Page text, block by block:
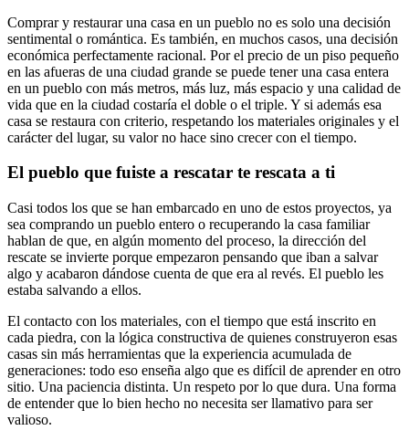
Comprar y restaurar una casa en un pueblo no es solo una decisión
sentimental o romántica. Es también, en muchos casos, una decisión
económica perfectamente racional. Por el precio de un piso pequeño
en las afueras de una ciudad grande se puede tener una casa entera
en un pueblo con más metros, más luz, más espacio y una calidad de
vida que en la ciudad costaría el doble o el triple. Y si además esa
casa se restaura con criterio, respetando los materiales originales y el
carácter del lugar, su valor no hace sino crecer con el tiempo.
El pueblo que fuiste a rescatar te rescata a ti
Casi todos los que se han embarcado en uno de estos proyectos, ya
sea comprando un pueblo entero o recuperando la casa familiar
hablan de que, en algún momento del proceso, la dirección del
rescate se invierte porque empezaron pensando que iban a salvar
algo y acabaron dándose cuenta de que era al revés. El pueblo les
estaba salvando a ellos.
El contacto con los materiales, con el tiempo que está inscrito en
cada piedra, con la lógica constructiva de quienes construyeron esas
casas sin más herramientas que la experiencia acumulada de
generaciones: todo eso enseña algo que es difícil de aprender en otro
sitio. Una paciencia distinta. Un respeto por lo que dura. Una forma
de entender que lo bien hecho no necesita ser llamativo para ser
valioso.